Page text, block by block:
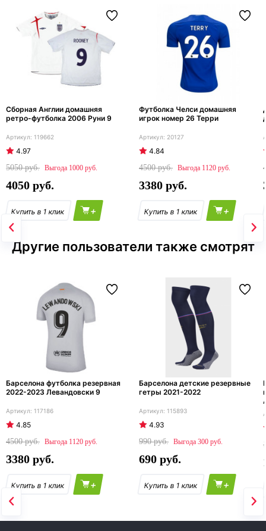
Сборная Англии домашняя
ретро-футболка 2006 Руни 9
119662
4.97
5050
1000
4050
+
Футболка Челси домашняя
игрок номер 26 Терри
20127
4.84
4500
1120
3380
+
Другие пользователи также смотрят
Барселона футболка резервная
2022-2023 Левандовски 9
117186
4.85
4500
1120
3380
+
Барселона детские резервные
гетры 2021-2022
115893
4.93
990
300
690
+